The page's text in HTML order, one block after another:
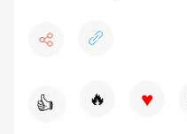
👍 🔥 ♥